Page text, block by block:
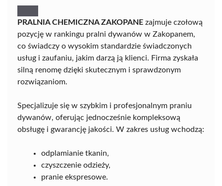
PRALNIA CHEMICZNA ZAKOPANE zajmuje czołową
pozycję w rankingu pralni dywanów w Zakopanem,
co świadczy o wysokim standardzie świadczonych
usług i zaufaniu, jakim darzą ją klienci. Firma zyskała
silną renomę dzięki skutecznym i sprawdzonym
rozwiązaniom.
Specjalizuje się w szybkim i profesjonalnym praniu
dywanów, oferując jednocześnie kompleksową
obsługę i gwarancję jakości. W zakres usług wchodzą:
odplamianie tkanin,
czyszczenie odzieży,
pranie ekspresowe.